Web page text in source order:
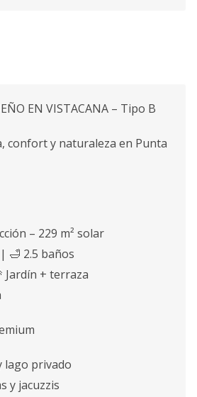
EN VISTACANA – Tipo B
confort y naturaleza en Punta
– 229 m² solar
🛁 2.5 baños
Jardín + terraza
lago privado
y jacuzzis